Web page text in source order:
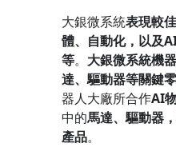
大銀微系統表現較
體、自動化，以及
等。 大銀微系統機
達、驅動器等關鍵
器人大廠所合作AI
中的馬達、驅動器
產品。